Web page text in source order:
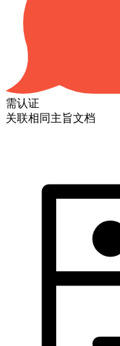
需认证
关联相同主旨文档